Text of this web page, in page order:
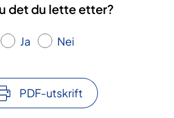
det du lette etter?
Ja Nei
PDF-utskrift